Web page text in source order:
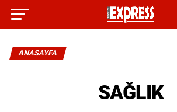
ANASAYFA
SAĞLIK